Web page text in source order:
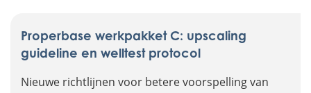
Properbase werkpakket C: upscaling
guideline en welltest protocol
Nieuwe richtlijnen voor betere voorspelling van